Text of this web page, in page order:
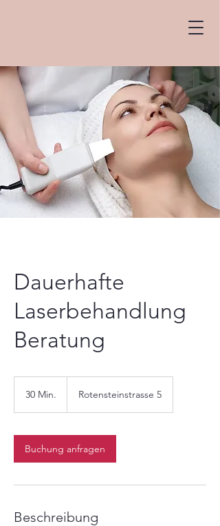
Dauerhafte
Laserbehandlung
Beratung
30 Min.
i
n
.
Rotensteinstrasse 5
Buchung anfragen
Beschreibung